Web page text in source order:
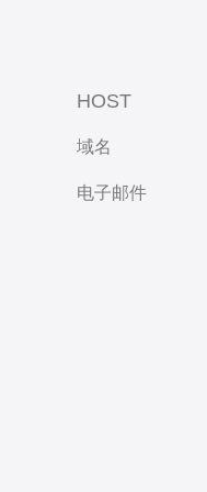
HOST
域名
电子邮件